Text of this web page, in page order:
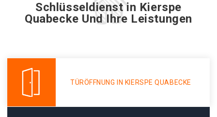
Schlüsseldienst in Kierspe
Quabecke Und Ihre Leistungen
TÜRÖFFNUNG IN KIERSPE QUABECKE